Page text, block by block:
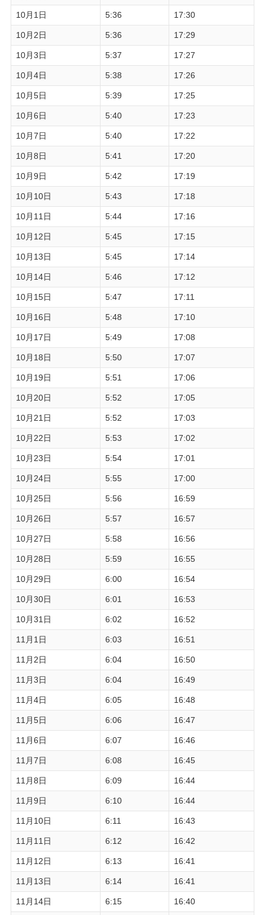
10月1日 5:36 17:30
10月2日 5:36 17:29
10月3日 5:37 17:27
10月4日 5:38 17:26
10月5日 5:39 17:25
10月6日 5:40 17:23
10月7日 5:40 17:22
10月8日 5:41 17:20
10月9日 5:42 17:19
10月10日 5:43 17:18
10月11日 5:44 17:16
10月12日 5:45 17:15
10月13日 5:45 17:14
10月14日 5:46 17:12
10月15日 5:47 17:11
10月16日 5:48 17:10
10月17日 5:49 17:08
10月18日 5:50 17:07
10月19日 5:51 17:06
10月20日 5:52 17:05
10月21日 5:52 17:03
10月22日 5:53 17:02
10月23日 5:54 17:01
10月24日 5:55 17:00
10月25日 5:56 16:59
10月26日 5:57 16:57
10月27日 5:58 16:56
10月28日 5:59 16:55
10月29日 6:00 16:54
10月30日 6:01 16:53
10月31日 6:02 16:52
11月1日 6:03 16:51
11月2日 6:04 16:50
11月3日 6:04 16:49
11月4日 6:05 16:48
11月5日 6:06 16:47
11月6日 6:07 16:46
11月7日 6:08 16:45
11月8日 6:09 16:44
11月9日 6:10 16:44
11月10日 6:11 16:43
11月11日 6:12 16:42
11月12日 6:13 16:41
11月13日 6:14 16:41
11月14日 6:15 16:40